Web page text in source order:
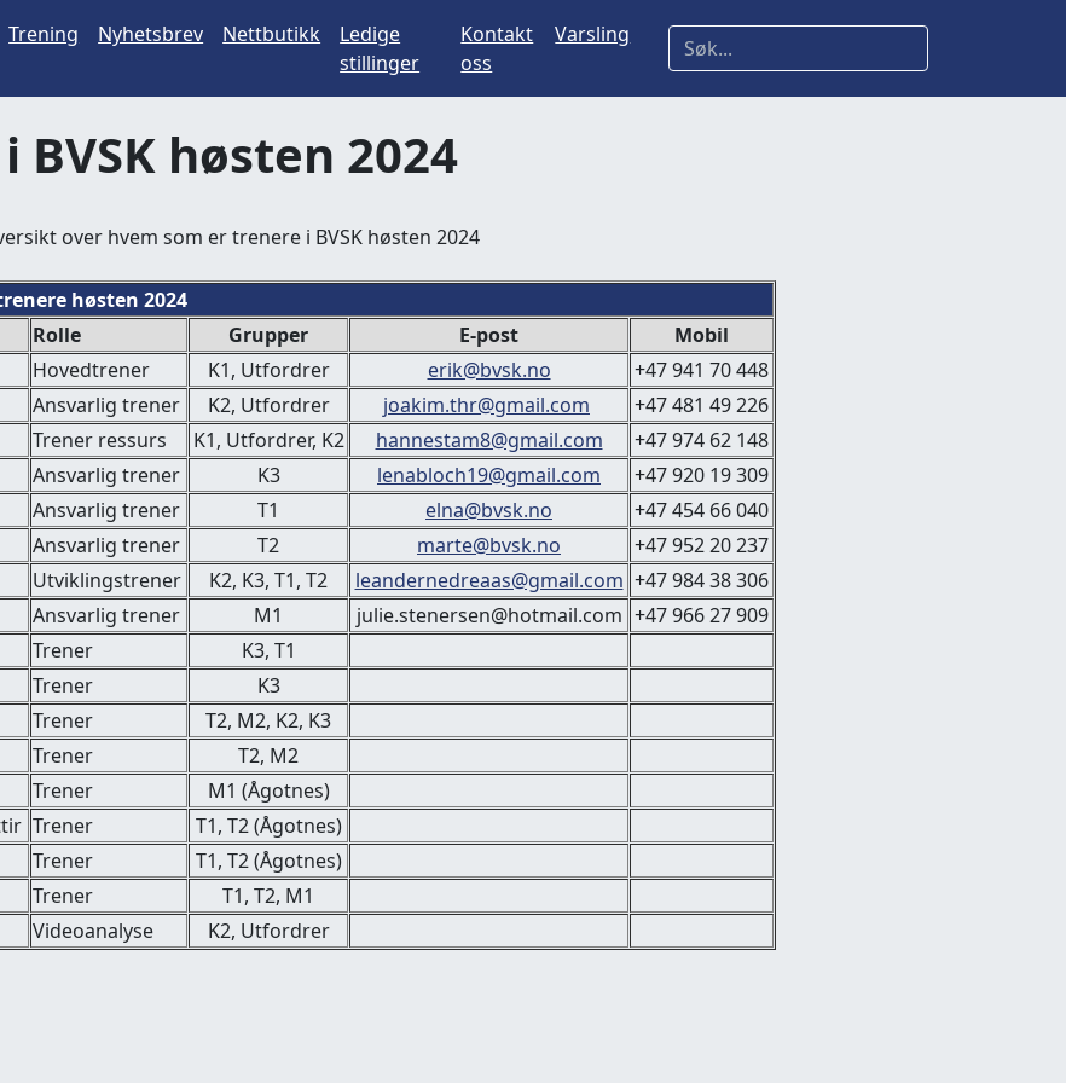
Trening Nyhetsbrev Nettbutikk
Ledige
stillinger
Kontakt
oss
Varsling
BVSK høsten 2024
over hvem som er trenere i BVSK høsten 2024
høsten 2024
Rolle Grupper E-post
Mobil
Hovedtrener K1, Utfordrer erik@bvsk.no
+47 941 70 448
Ansvarlig trener K2, Utfordrer joakim.thr@gmail.com
+47 481 49 226
Trener ressurs K1, Utfordrer, K2 hannestam8@gmail.com
+47 974 62 148
Ansvarlig trener K3 lenabloch19@gmail.com
+47 920 19 309
Ansvarlig trener T1 elna@bvsk.no
+47 454 66 040
Ansvarlig trener T2 marte@bvsk.no
+47 952 20 237
Utviklingstrener K2, K3, T1, T2 leandernedreaas@gmail.com +47 984 38 306
Ansvarlig trener M1 julie.stenersen@hotmail.com +47 966 27 909
Trener
K3, T1
Trener
K3
Trener
T2, M2, K2, K3
Trener
T2, M2
Trener
M1 (Ågotnes)
Trener
T1, T2 (Ågotnes)
Trener
T1, T2 (Ågotnes)
Trener
T1, T2, M1
Videoanalyse K2, Utfordrer